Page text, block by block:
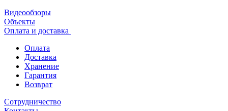
Видеообзоры
Объекты
Оплата и доставка
Оплата
Доставка
Хранение
Гарантия
Возврат
Сотрудничество